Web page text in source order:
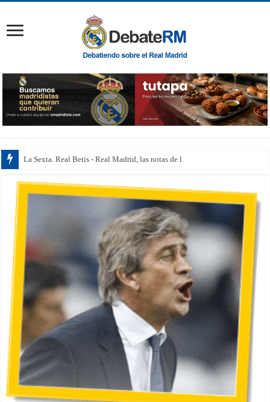
La Sexta. Real Betis - Real Madrid, las notas de los jugador